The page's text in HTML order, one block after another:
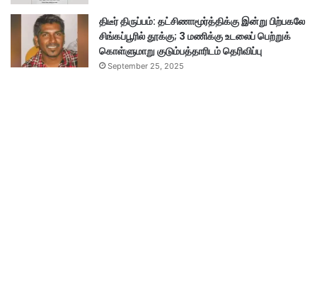
திடீர் திருப்பம்: தட்சிணாமூர்த்திக்கு இன்று பிற்பகலே
சிங்கப்பூரில் தூக்கு; 3 மணிக்கு உடலைப் பெற்றுக்
கொள்ளுமாறு குடும்பத்தாரிடம் தெரிவிப்பு
September 25, 2025